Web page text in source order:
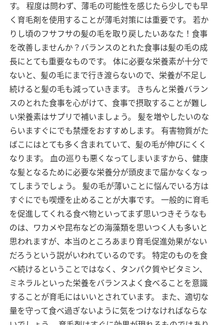
す。
程度は問わず、薄毛の可能性を感じたら少しでも早
く育毛剤を使用することが薄毛対策には重要です。
若か
りし頃のフサフサの髪の毛を取り戻したいあなた！食事
を改善しませんか？バランスのとれた食事は髪の毛の成
長にとても重要なものです。
体に必要な栄養素が十分で
ないと、髪の毛にまで行き渡らないので、栄養が不足し
続けると髪の毛も減っていきます。
きちんと栄養バラン
スのとれた食事を心がけて、食事で摂取することが難し
い栄養素はサプリで補いましょう。
髪を増やしたいのな
らいますぐにでも禁煙をおすすめします。
有害物質がた
ばこにはとても多く含まれていて、髪の毛が伸びにくく
なります。
血の巡りも悪くなってしまいますから、健康
な髪となるために必要な栄養分が頭皮まで届かなくなっ
てしまうでしょう。
髪の毛が薄いことに悩んでいる方は
すぐにでも喫煙を止めることが大事です。
一般的に育毛
を促進してくれる食べ物といってまず思いつきそうなも
のは、ワカメや昆布などの海藻類を思いつく人も多いと
思われますが、本当のところあまり育毛促進効果がない
だろうという説がいわれているのです。
特定のものを食
べ続けるということではなく、タンパク質やビタミン、
ミネラルといった栄養をバランスよく食べることを意識
することが育毛にはいいとされています。
また、適切な
量を守って食べ過ぎないように気をつけなければならな